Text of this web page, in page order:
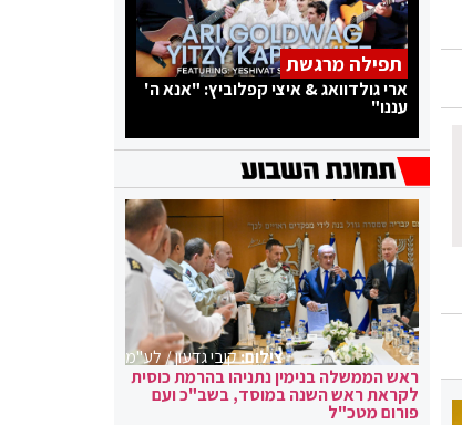
תפילה מרגשת
ארי גולדוואג & איצי קפלוביץ: "אנא ה'
עננו"
צילום:קובי גדעון / לע"מ
ראש הממשלה בנימין נתניהו בהרמת כוסית
לקראת ראש השנה במוסד, בשב"כ ועם
פורום מטכ"ל